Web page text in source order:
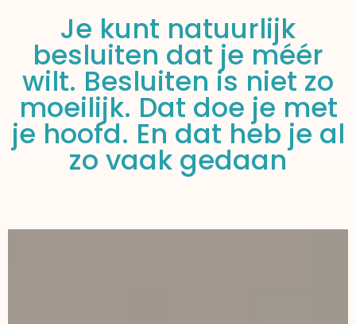
Je kunt natuurlijk
besluiten dat je méér
wilt. Besluiten is niet zo
moeilijk. Dat doe je met
je hoofd. En dat heb je al
zo vaak gedaan